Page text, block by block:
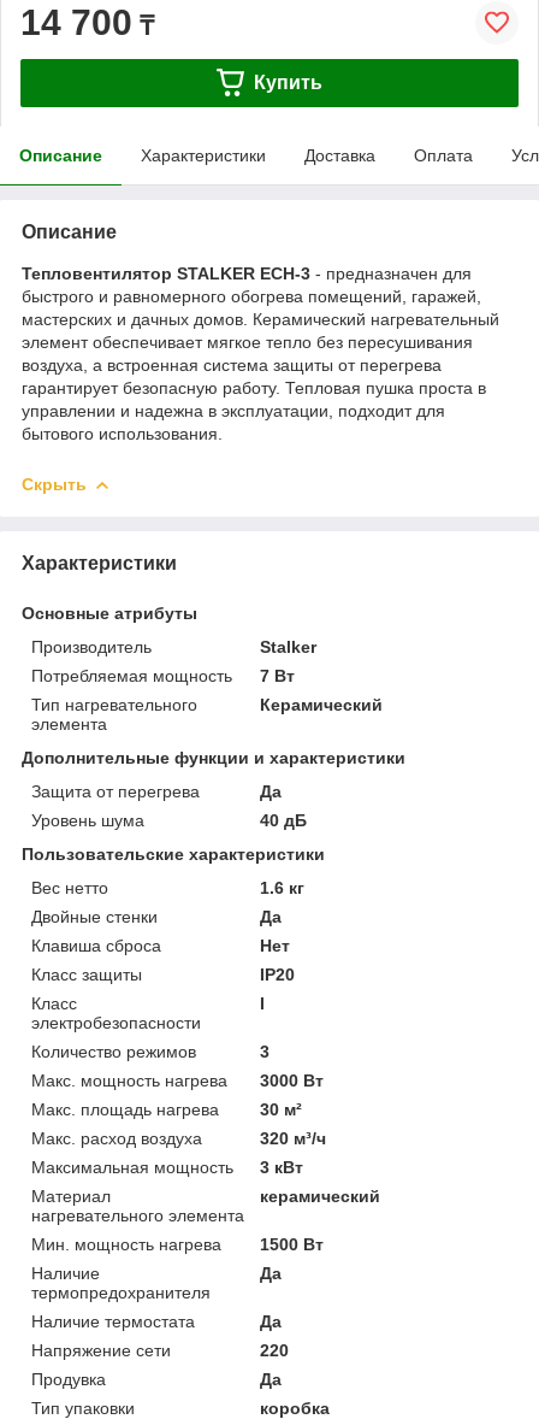
14 700 ₸
Купить
Описание Характеристики Доставка Оплата
Описание
Тепловентилятор STALKER ECH-3 - предназначен для
быстрого и равномерного обогрева помещений, гаражей,
мастерских и дачных домов. Керамический нагревательный
элемент обеспечивает мягкое тепло без пересушивания
воздуха, а встроенная система защиты от перегрева
гарантирует безопасную работу. Тепловая пушка проста в
управлении и надежна в эксплуатации, подходит для
бытового использования.
Скрыть
Характеристики
Основные атрибуты
Производитель
Stalker
Потребляемая мощность
7 Вт
Тип нагревательного
элемента
Керамический
Дополнительные функции и характеристики
Защита от перегрева
Да
Уровень шума
40 дБ
Пользовательские характеристики
Вес нетто
1.6 кг
Двойные стенки
Да
Клавиша сброса
Нет
Класс защиты
IP20
Класс
электробезопасности
I
Количество режимов
3
Макс. мощность нагрева
3000 Вт
Макс. площадь нагрева
30 м²
Макс. расход воздуха
320 м³/ч
Максимальная мощность
3 кВт
Материал
нагревательного элемента
керамический
Мин. мощность нагрева
1500 Вт
Наличие
термопредохранителя
Да
Наличие термостата
Да
Напряжение сети
220
Продувка
Да
Тип упаковки
коробка